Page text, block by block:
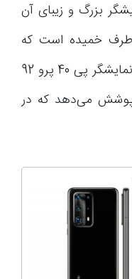
بزرگ و زیبای آن
طرف خمیده است که
ظاهری خاص به گوشی می‌دهد. نمایشگر پی 40 پرو 92
می‌دهد که در